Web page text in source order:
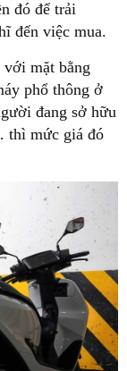
đó để trải
đến việc mua.
mặt bằng
phổ thông ở
đang sở hữu
thì mức giá đó